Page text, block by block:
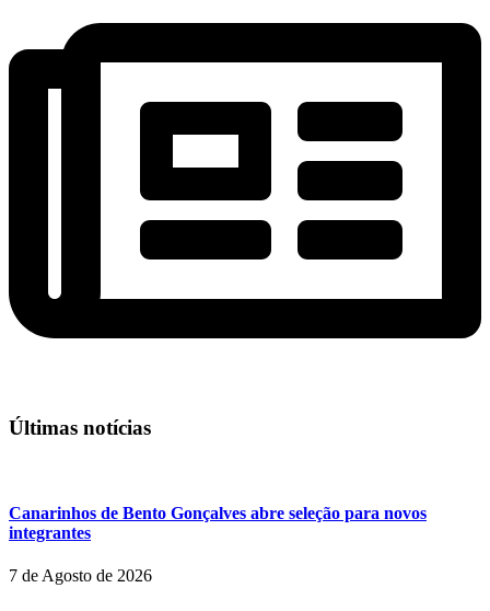
Últimas notícias
Canarinhos de Bento Gonçalves abre seleção para novos
integrantes
7 de Agosto de 2026